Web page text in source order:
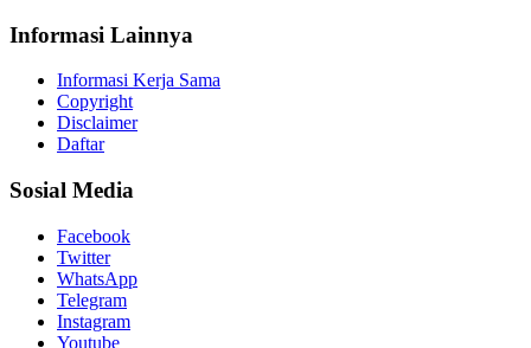
Informasi Lainnya
Informasi Kerja Sama
Copyright
Disclaimer
Daftar
Sosial Media
Facebook
Twitter
WhatsApp
Telegram
Instagram
Youtube